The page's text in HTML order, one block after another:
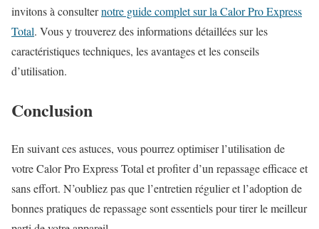
invitons à consulternotre guide complet sur la Calor Pro Express
Total. Vous y trouverez des informations détaillées sur les
caractéristiques techniques, les avantages et les conseils
d’utilisation.
Conclusion
En suivant ces astuces, vous pourrez optimiser l’utilisation de
votre Calor Pro Express Total et profiter d’un repassage efficace et
sans effort. N’oubliez pas que l’entretien régulier et l’adoption de
bonnes pratiques de repassage sont essentiels pour tirer le meilleur